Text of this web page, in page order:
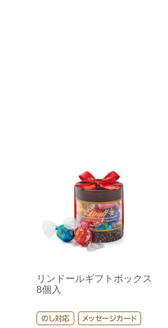
リンドールギフトボックス
8個入